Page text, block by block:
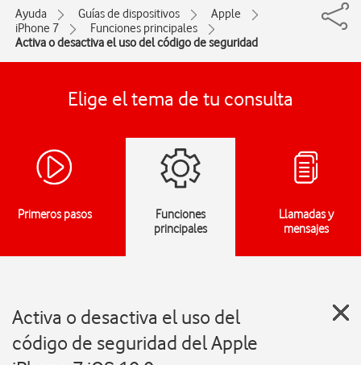
Ayuda Guías de dispositivos
Apple
iPhone 7
Funciones principales
Activa o desactiva el uso del código de seguridad
Elige el tema de tu consulta
Primeros pasos
Funciones
principales
Llamadas y
mensajes
Activa o desactiva el uso del
código de seguridad del Apple